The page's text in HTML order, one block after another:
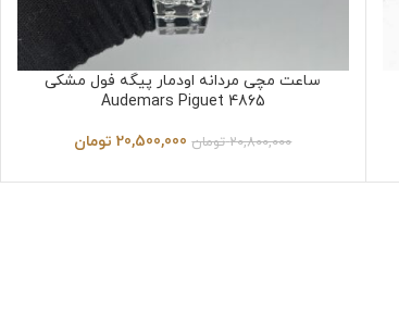
ساعت مچی مردانه اودمار پیگه فول مشکی
Audemars Piguet 4865
20,800,000 تومان 20,500,000 تومان